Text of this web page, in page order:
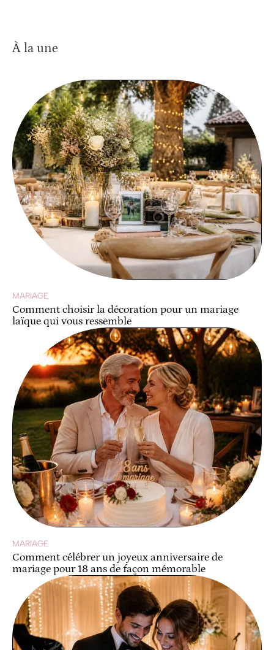
À la une
MARIAGE
Comment choisir la décoration pour un mariage
laïque qui vous ressemble
MARIAGE
Comment célébrer un joyeux anniversaire de
mariage pour 18 ans de façon mémorable